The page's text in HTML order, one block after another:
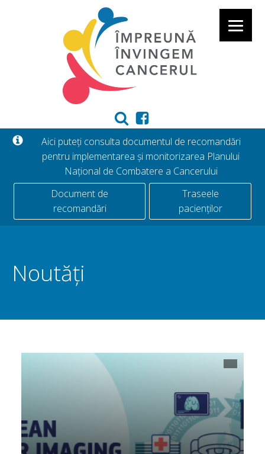
Aici puteți consulta documentul de recomandări
pentru implementarea și monitorizarea Planului
Național de Combatere a Cancerului
Document de
recomandări
Traseele
pacienților
Noutăți